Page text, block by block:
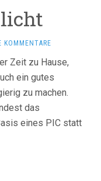
KOMMENTARE
Zeit zu Hause,
ein gutes
zu machen.
das
eines PIC statt